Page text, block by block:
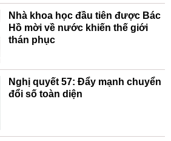
Nhà khoa học đầu tiên được Bác
Hồ mời về nước khiến thế giới
thán phục
Nghị quyết 57: Đẩy mạnh chuyển
đổi số toàn diện